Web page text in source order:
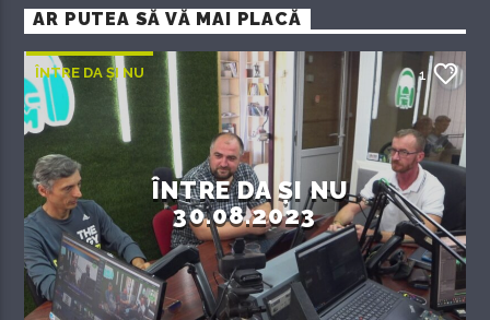
AR PUTEA SĂ VĂ MAI PLACĂ
ÎNTRE DA ȘI NU 1
ÎNTRE DA ȘI NU
30.08.2023